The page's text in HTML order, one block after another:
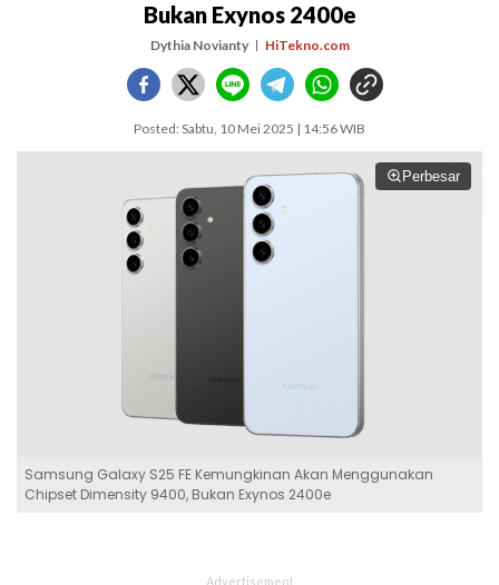
Bukan Exynos 2400e
Dythia Novianty HiTekno.com
Posted: Sabtu, 10 Mei 2025 | 14:56 WIB
Perbesar
Samsung Galaxy S25 FE Kemungkinan Akan Menggunakan
Chipset Dimensity 9400, Bukan Exynos 2400e